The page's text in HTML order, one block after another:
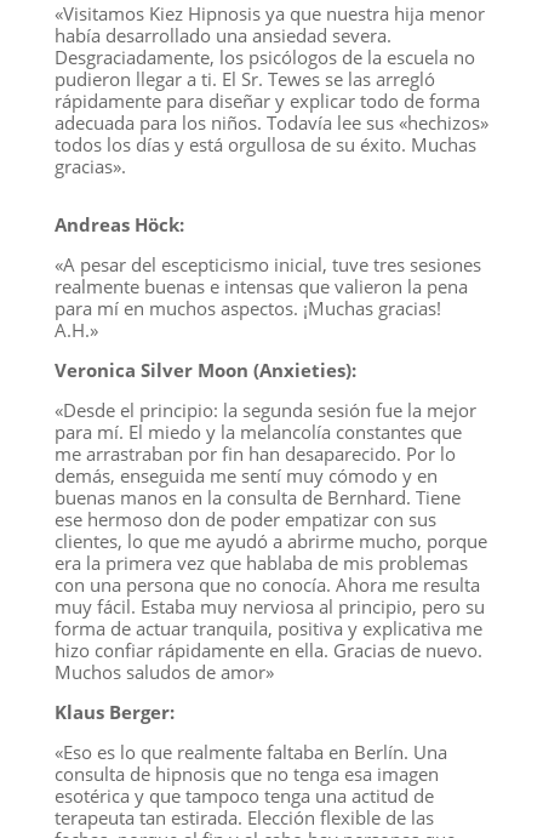
«Visitamos Kiez Hipnosis ya que nuestra hija menor
había desarrollado una ansiedad severa.
Desgraciadamente, los psicólogos de la escuela no
pudieron llegar a ti. El Sr. Tewes se las arregló
rápidamente para diseñar y explicar todo de forma
adecuada para los niños. Todavía lee sus «hechizos»
todos los días y está orgullosa de su éxito. Muchas
gracias».
Andreas Höck:
«A pesar del escepticismo inicial, tuve tres sesiones
realmente buenas e intensas que valieron la pena
para mí en muchos aspectos. ¡Muchas gracias!
A.H.»
Veronica Silver Moon (Anxieties):
«Desde el principio: la segunda sesión fue la mejor
para mí. El miedo y la melancolía constantes que
me arrastraban por fin han desaparecido. Por lo
demás, enseguida me sentí muy cómodo y en
buenas manos en la consulta de Bernhard. Tiene
ese hermoso don de poder empatizar con sus
clientes, lo que me ayudó a abrirme mucho, porque
era la primera vez que hablaba de mis problemas
con una persona que no conocía. Ahora me resulta
muy fácil. Estaba muy nerviosa al principio, pero su
forma de actuar tranquila, positiva y explicativa me
hizo confiar rápidamente en ella. Gracias de nuevo.
Muchos saludos de amor»
Klaus Berger:
«Eso es lo que realmente faltaba en Berlín. Una
consulta de hipnosis que no tenga esa imagen
esotérica y que tampoco tenga una actitud de
terapeuta tan estirada. Elección flexible de las